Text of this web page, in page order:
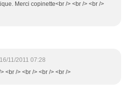
Merci copinette<br /> <br /> <br />
16/11/2011 07:28
<br /> <br /> <br /> <br />